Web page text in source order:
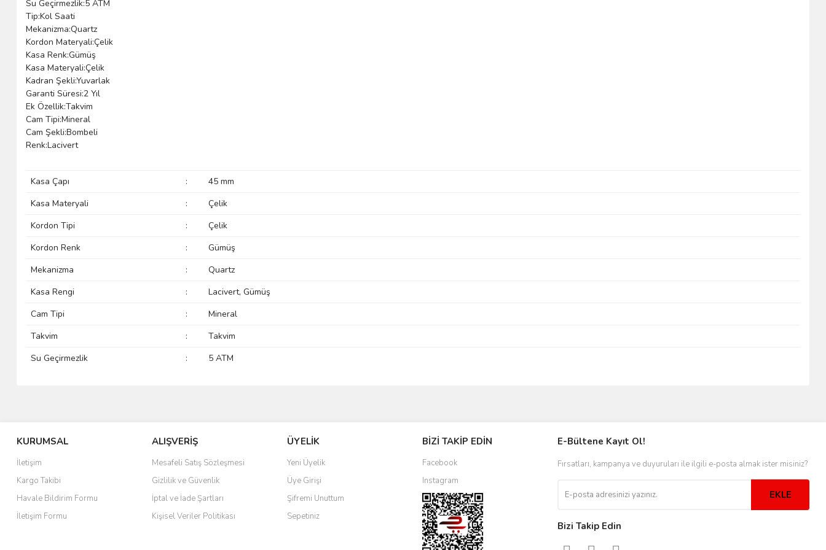
Su Geçirmezlik:5 ATM
Tip:Kol Saati
Mekanizma:Quartz
Kordon Materyali:Çelik
Kasa Renk:Gümüş
Kasa Materyali:Çelik
Kadran Şekli:Yuvarlak
Garanti Süresi:2 Yıl
Ek Özellik:Takvim
Cam Tipi:Mineral
Cam Şekli:Bombeli
Renk:Lacivert
Kasa Çapı :
45 mm
Kasa Materyali
:
Çelik
Kordon Tipi
:
Çelik
Kordon Renk
:
Gümüş
Mekanizma
:
Quartz
Kasa Rengi
:
Lacivert, Gümüş
Cam Tipi
:
Mineral
Takvim
:
Takvim
Su Geçirmezlik
: 5 ATM
KURUMSAL
İletişim
Kargo Takibi
Havale Bildirim Formu
İletişim Formu
ALIŞVERİŞ
Mesafeli Satış Sözleşmesi
Gizlilik ve Güvenlik
İptal ve İade Şartları
Kişisel Veriler Politikası
ÜYELİK
Yeni Üyelik
Üye Girişi
Şifremi Unuttum
Sepetiniz
BİZİ TAKİP EDİN
Facebook
Instagram
E-Bültene Kayıt Ol!
Fırsatları, kampanya ve duyuruları ile ilgili e-posta almak ister misiniz?
EKLE
Bizi Takip Edin